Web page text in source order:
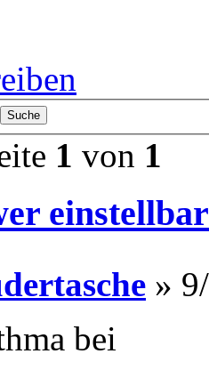
1 von 1
»
bei